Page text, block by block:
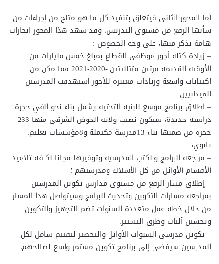
أما المحور الثانى فيتعلق بتنفيذ كل ما هو متاح من إجراءات من
شأنها الرفع من مستوى التدريس. وقد شهد هذا المحور انجازات
هامة نذكر منها، على وجه الخصوص :
– زيادة كتلة أجور موظفى القطاع بمبلغ خمس مليارات من
الأوقية القديمة مرتين متتاليتين -2020-2021 مما مكن من
اكتتابات واسعة وزيادات معتبرة للأجور استهدفت المدرسين
الميدانيين.
– اطلاق برنامج موسع للبنية التحتية يشمل بناء نحو الفي حجرة
دراسية جديدة، سيكون نصيب ولاية الحوض الشرقي منها 233
حجرة من ضمنها بناء 13مدرسة مكتملة و8مؤسسات تعليم.
ثانوي،
– مراجعة البرامج والكتب المدرسية وتوفيرها مجانا لكافة تلاميذ
الأقسام الأوائل من كل الأسلاك ومدرسيهم ؛
– إطلاق مسار الرفع من مستوى مدارس تكوين المدرسين
بمراجعة مسارات التكوين وتحديث البرامج وسيتواصل هذا المسار
من خلال خطة عمل متعددة السنوات تضم التجهيز والتكوين
وتحسين آليات وطرق التسيير.
– تكوين مدرسي السنوات الأوائل والتحضير لتقييم شامل لكل
المدرسين سيفضى إلى برنامح تكوين مستمر واسع لصالحهم.